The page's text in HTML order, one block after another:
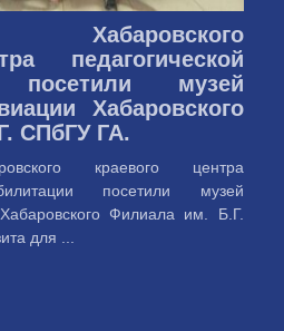
Хабаровского
педагогической
посетили музей
Хабаровского
СПбГУ ГА.
краевого центра
посетили музей
Филиала им. Б.Г.
для ...